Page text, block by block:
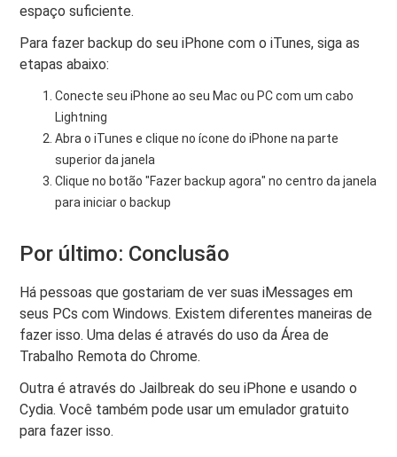
espaço suficiente.
Para fazer backup do seu iPhone com o iTunes, siga as
etapas abaixo:
Conecte seu iPhone ao seu Mac ou PC com um cabo
Lightning
Abra o iTunes e clique no ícone do iPhone na parte
superior da janela
Clique no botão "Fazer backup agora" no centro da janela
para iniciar o backup
Por último: Conclusão
Há pessoas que gostariam de ver suas iMessages em
seus PCs com Windows. Existem diferentes maneiras de
fazer isso. Uma delas é através do uso da Área de
Trabalho Remota do Chrome.
Outra é através do Jailbreak do seu iPhone e usando o
Cydia. Você também pode usar um emulador gratuito
para fazer isso.